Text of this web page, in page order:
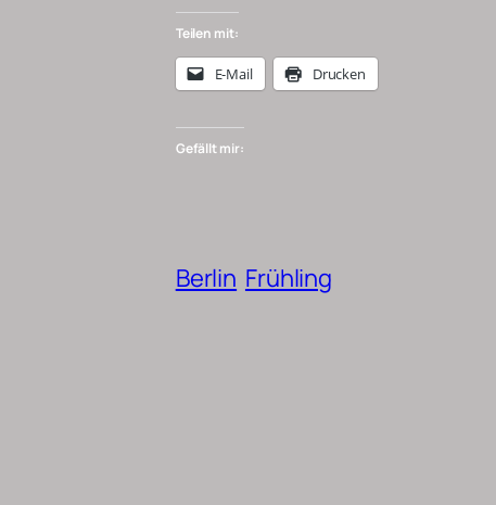
Teilen mit:
E-Mail Drucken
Gefällt mir:
Berlin Frühling